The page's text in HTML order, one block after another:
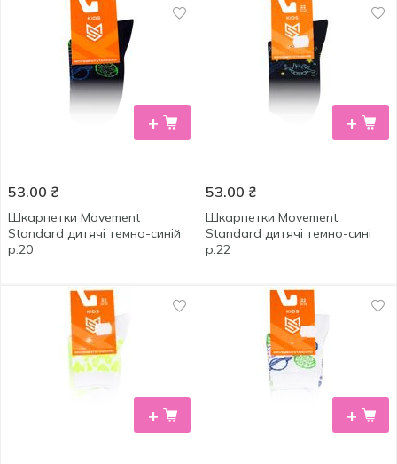
+
53.00 ₴
Шкарпетки Movement
Standard дитячі темно-синій
р.20
+
53.00 ₴
Шкарпетки Movement
Standard дитячі темно-сині
р.22
+ +